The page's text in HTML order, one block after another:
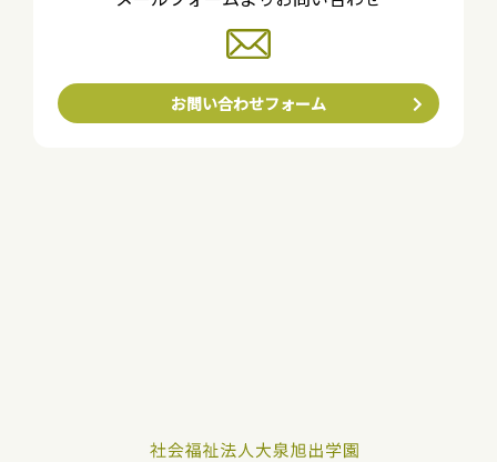
お問い合わせフォーム